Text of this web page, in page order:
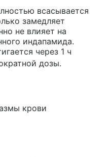
всасывается
замедляет
не влияет на
индапамида.
через 1 ч
дозы.
крови